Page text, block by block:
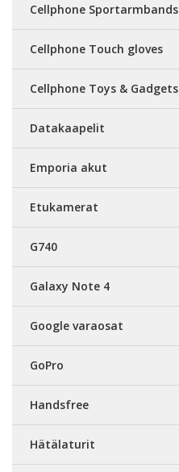
Cellphone Sportarmbands
Cellphone Touch gloves
Cellphone Toys & Gadgets
Datakaapelit
Emporia akut
Etukamerat
G740
Galaxy Note 4
Google varaosat
GoPro
Handsfree
Hätälaturit